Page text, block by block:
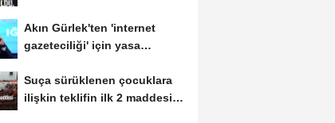
Akın Gürlek'ten 'internet
gazeteciliği' için yasa
Suça sürüklenen çocuklara
ilişkin teklifin ilk 2 maddesi